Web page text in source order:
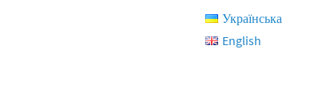
Українська
English